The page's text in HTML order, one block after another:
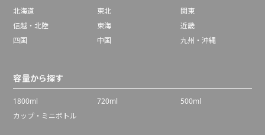
北海道 東北
関東
信越・北陸
東海
近畿
四国
中国 九州・沖縄
容量から探す
1800ml 720ml
500ml
カップ・ミニボトル